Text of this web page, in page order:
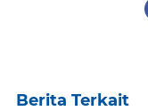
Berita Terkait